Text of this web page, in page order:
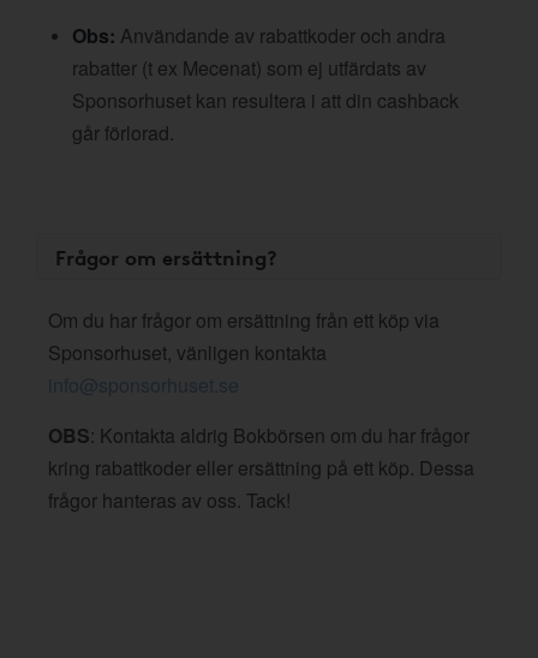
Obs: Användande av rabattkoder och andra
rabatter (t ex Mecenat) som ej utfärdats av
Sponsorhuset kan resultera i att din cashback
går förlorad.
Frågor om ersättning?
Om du har frågor om ersättning från ett köp via
Sponsorhuset, vänligen kontakta
info@sponsorhuset.se
OBS: Kontakta aldrig Bokbörsen om du har frågor
kring rabattkoder eller ersättning på ett köp. Dessa
frågor hanteras av oss. Tack!